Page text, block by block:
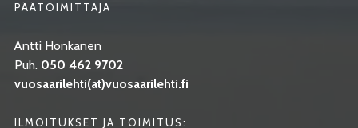
PÄÄTOIMITTAJA
Antti Honkanen
Puh. 050 462 9702
vuosaarilehti(at)vuosaarilehti.fi
ILMOITUKSET JA TOIMITUS: